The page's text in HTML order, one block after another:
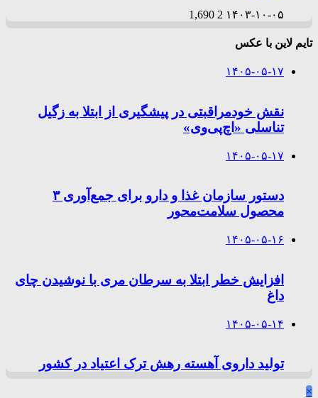
۱۴۰۳-۱۰-۰۵ 2
1,690
تایم لاین با عکس
۱۴۰۵-۰۵-۱۷
نقش خودمراقبتی در پیشگیری از ابتلا به زگیل
تناسلی «اچ‌پی‌وی»
۱۴۰۵-۰۵-۱۷
دستور سازمان غذا و دارو برای جمع‌آوری ۳
محصول سلامت‌محور
۱۴۰۵-۰۵-۱۶
افزایش خطر ابتلا به سرطان مری با نوشیدن چای
داغ
۱۴۰۵-۰۵-۱۴
تولید داروی آهسته رهش ترک اعتیاد در کشور
×